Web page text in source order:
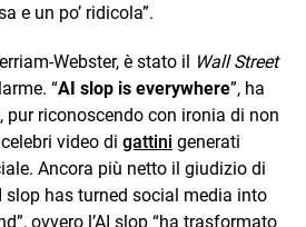
e un po’ ridicola”.
Webster, è stato il Wall Street
“AI slop is everywhere”, ha
riconoscendo con ironia di non
video di gattini generati
Ancora più netto il giudizio di
slop has turned social media into
ovvero l’AI slop “ha trasformato